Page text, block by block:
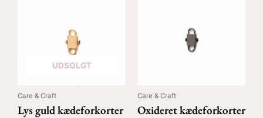
UDSOLGT
Care & Craft
Lys guld kædeforkorter
Care & Craft
Oxideret kædeforkorter